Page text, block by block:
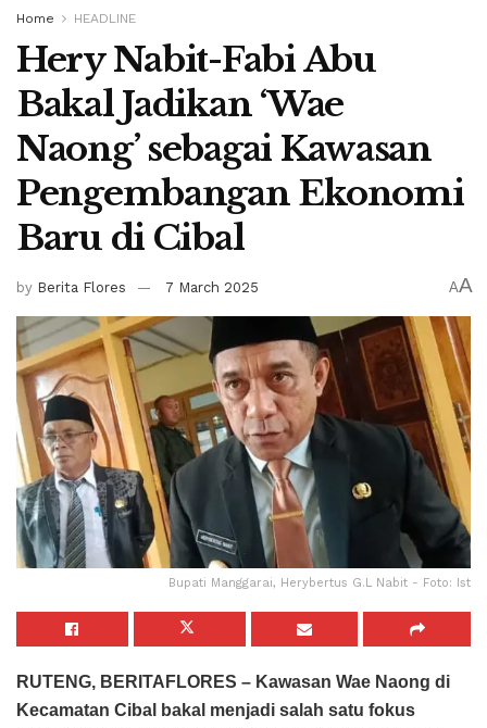
Home HEADLINE
Hery Nabit-Fabi Abu
Bakal Jadikan ‘Wae
Naong’ sebagai Kawasan
Pengembangan Ekonomi
Baru di Cibal
by Berita Flores 7 March 2025 AA
Bupati Manggarai, Herybertus G.L Nabit - Foto: Ist
RUTENG, BERITAFLORES – Kawasan Wae Naong di
Kecamatan Cibal bakal menjadi salah satu fokus